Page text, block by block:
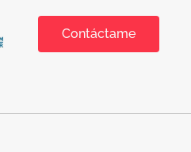
Contáctame